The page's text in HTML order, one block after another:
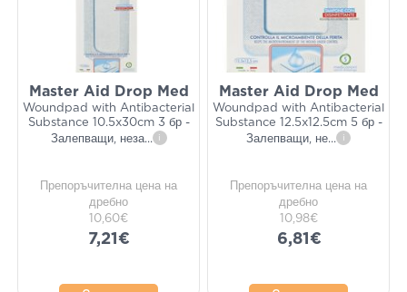
Master Aid Drop Med
Woundpad with Antibacterial
Substance 10.5x30cm 3 бр -
Залепващи, неза... i
Препоръчителна цена на
дребно
10,60€
7,21€
Master Aid Drop Med
Woundpad with Antibacterial
Substance 12.5x12.5cm 5 бр -
Залепващи, не... i
Препоръчителна цена на
дребно
10,98€
6,81€